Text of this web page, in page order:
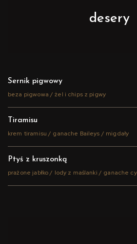
desery
Sernik pigwowy
beza pigwowa / żel i chips z pigwy
Tiramisu
krem tiramisu / ganache Baileys / migdały
Ptyś z kruszonką
prażone jabłko / lody z maślanki / ganache